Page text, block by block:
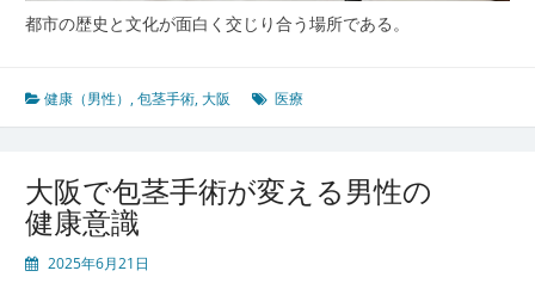
の
な
と
地
域
医
都市の歴史と文化が面白く交じり合う場所である。
健康（男性） ,包茎手術,大阪 医療
大阪で包茎手術が変える男性の
健康意識
2025年6月21日